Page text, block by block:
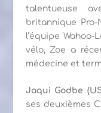
talentueuse
britannique
l’équipe
vélo, Zoe a
médecine et
Jaqui Godbe
ses deuxièmes